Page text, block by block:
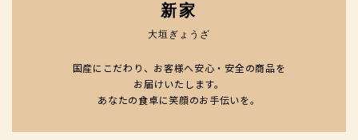
新家
大垣ぎょうざ
国産にこだわり、お客様へ安心・安全の商品を
お届けいたします。
あなたの食卓に笑顔のお手伝いを。